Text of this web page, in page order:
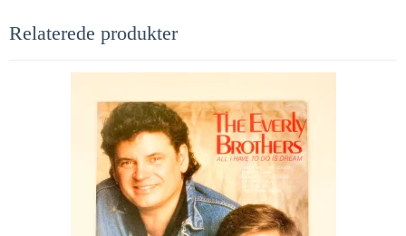
Relaterede produkter